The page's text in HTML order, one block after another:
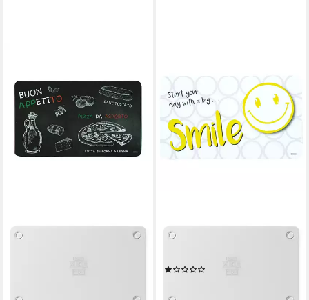
Frühstücksbrettchen,
lieferbar - in 3-4 Werktagen bei dir